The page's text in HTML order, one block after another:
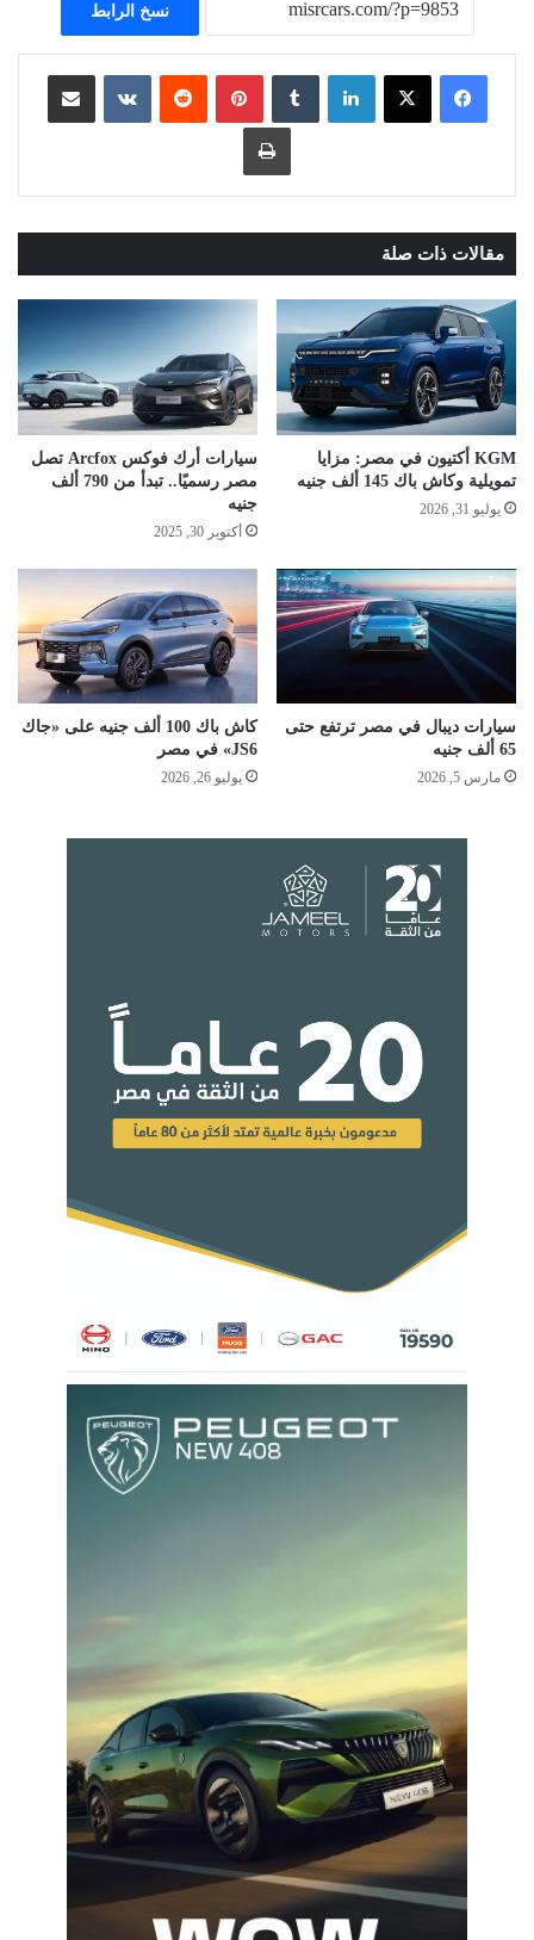
نسخ الرابط
لينكدإن ‏Tumblr بينتيريست
‏Reddit
‏VKontakte مشاركة عبر البريد
طباعة
مقالات ذات صلة
KGM أكتيون في مصر: مزايا
تمويلية وكاش باك 145 ألف جنيه
يوليو 31, 2026
سيارات أرك فوكس Arcfox تصل
مصر رسميًا.. تبدأ من 790 ألف
جنيه
أكتوبر 30, 2025
سيارات ديبال في مصر ترتفع حتى
65 ألف جنيه
مارس 5, 2026
كاش باك 100 ألف جنيه على «جاك
JS6» في مصر
يوليو 26, 2026